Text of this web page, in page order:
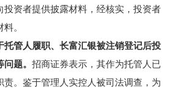
投资者提供披露材料，经核实，投资者
。
托管人履职、长富汇银被注销登记后投
题。 招商证券表示，其作为托管人已
责。鉴于管理人实控人被司法调查，为